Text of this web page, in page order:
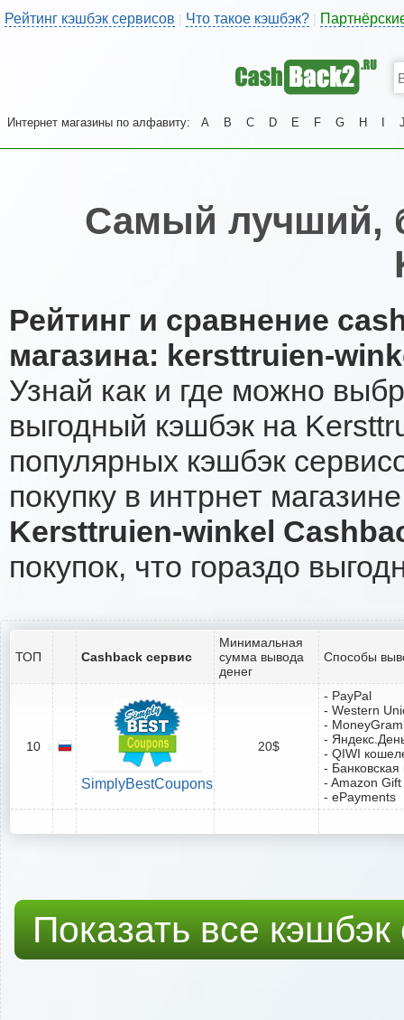
Рейтинг кэшбэк сервисов | Что такое кэшбэк?
Интернет магазины по алфавиту: A B C D E F G H
Самый лучший,
Рейтинг и сравнение
магазина: kersttruien-
Узнай как и где можно
выгодный кэшбэк на
популярных кэшбэк
покупку в интрнет
Kersttruien-winkel
покупок, что гораздо
ТОП Cashback сервис
Минимальная
сумма вывода
денег
Способы
10
SimplyBestCoupons
20$
- PayPal
- Western
- MoneyGram
-
- QIWI
-
- Amazon
- ePayments
Показать все